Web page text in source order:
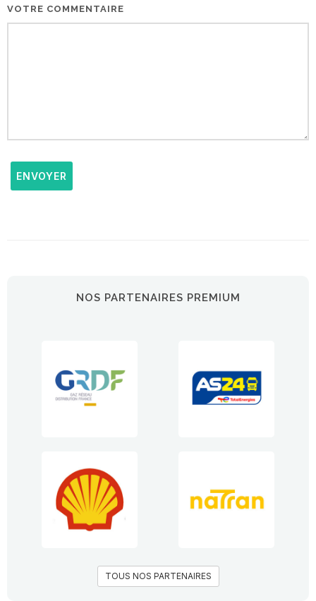
VOTRE COMMENTAIRE
ENVOYER
NOS PARTENAIRES PREMIUM
TOUS NOS PARTENAIRES